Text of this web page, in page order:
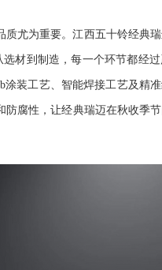
质尤为重要。江西五十铃经典
材到制造，每一个环节都经
涂装工艺、智能焊接工艺及精
防腐性，让经典瑞迈在秋收季